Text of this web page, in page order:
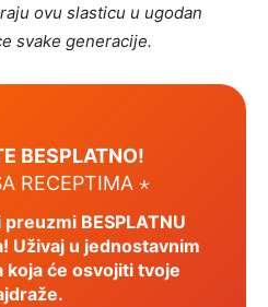
ovu slasticu u ugodan
svake generacije.
BESPLATNO!
RECEPTIMA ⋆
BESPLATNU
Uživaj u jednostavnim
koja će osvojiti tvoje